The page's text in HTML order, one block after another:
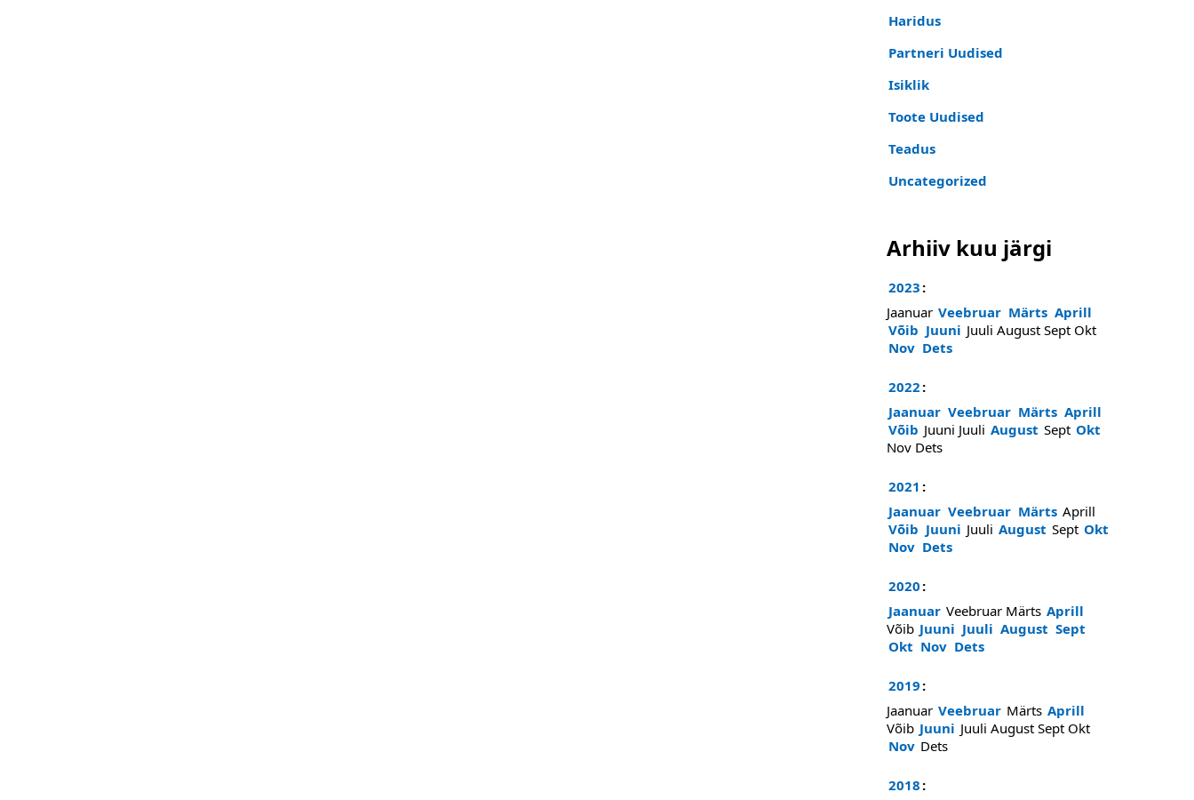
Haridus
Partneri Uudised
Isiklik
Toote Uudised
Teadus
Uncategorized
Arhiiv kuu järgi
2023 :
Jaanuar Veebruar Märts Aprill
Võib Juuni Juuli August Sept Okt
Nov Dets
2022 :
Jaanuar Veebruar Märts Aprill
Võib Juuni Juuli August Sept Okt
Nov Dets
2021 :
Jaanuar Veebruar Märts Aprill
Võib Juuni Juuli August Sept Okt
Nov Dets
2020 :
Jaanuar Veebruar Märts Aprill
Võib Juuni Juuli August Sept
Okt Nov Dets
2019 :
Jaanuar Veebruar Märts Aprill
Võib Juuni Juuli August Sept Okt
Nov Dets
2018 :